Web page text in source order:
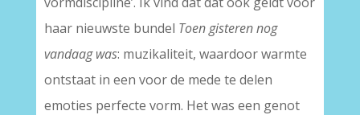
haar nieuwste bundel Toen gisteren nog
vandaag was: muzikaliteit, waardoor warmte
ontstaat in een voor de mede te delen
emoties perfecte vorm. Het was een genot